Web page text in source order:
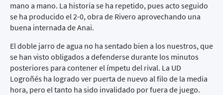
mano a mano. La historia se ha repetido, pues acto seguido
se ha producido el 2-0, obra de Rivero aprovechando una
buena internada de Anai.
El doble jarro de agua no ha sentado bien a los nuestros, que
se han visto obligados a defenderse durante los minutos
posteriores para contener el ímpetu del rival. La UD
Logroñés ha logrado ver puerta de nuevo al filo de la media
hora, pero el tanto ha sido invalidado por fuera de juego.